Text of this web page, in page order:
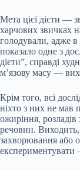
Мета цієї дієти —
харчових звичках
голодували, адже в
показало одне з
дієти”, справді
м’язову масу —
Крім того, всі
ніхто з них не мав
ожиріння,
речовин.
захворювання або
експериментувати